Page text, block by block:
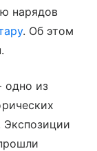
нарядов
. Об этом
одно из